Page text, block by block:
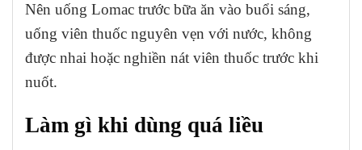
Nên uống Lomac trước bữa ăn vào buổi sáng,
uống viên thuốc nguyên vẹn với nước, không
được nhai hoặc nghiền nát viên thuốc trước khi
nuốt.
Làm gì khi dùng quá liều